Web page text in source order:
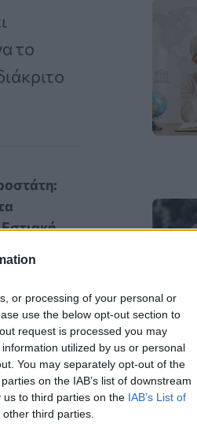
or processing of your personal or
use the below opt-out section to
request is processed you may
utilized by us or personal
You may separately opt-out of the
on the IAB’s list of downstream
to third parties on the IAB’s List of
third parties.
το